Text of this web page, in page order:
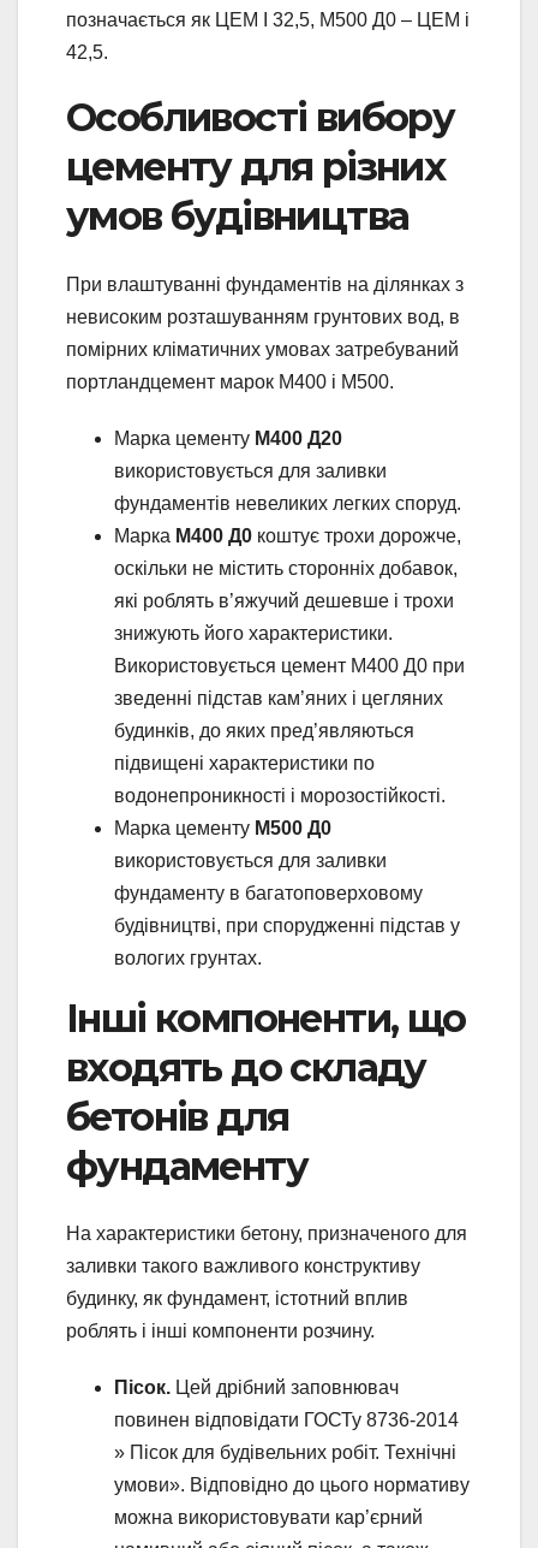
позначається як ЦЕМ I 32,5, М500 Д0 – ЦЕМ i
42,5.
Особливості вибору
цементу для різних
умов будівництва
При влаштуванні фундаментів на ділянках з
невисоким розташуванням грунтових вод, в
помірних кліматичних умовах затребуваний
портландцемент марок М400 і М500.
Марка цементу М400 Д20
використовується для заливки
фундаментів невеликих легких споруд.
Марка М400 Д0 коштує трохи дорожче,
оскільки не містить сторонніх добавок,
які роблять в’яжучий дешевше і трохи
знижують його характеристики.
Використовується цемент М400 Д0 при
зведенні підстав кам’яних і цегляних
будинків, до яких пред’являються
підвищені характеристики по
водонепроникності і морозостійкості.
Марка цементу М500 Д0
використовується для заливки
фундаменту в багатоповерховому
будівництві, при спорудженні підстав у
вологих грунтах.
Інші компоненти, що
входять до складу
бетонів для
фундаменту
На характеристики бетону, призначеного для
заливки такого важливого конструктиву
будинку, як фундамент, істотний вплив
роблять і інші компоненти розчину.
Пісок. Цей дрібний заповнювач
повинен відповідати ГОСТу 8736-2014
» Пісок для будівельних робіт. Технічні
умови». Відповідно до цього нормативу
можна використовувати кар’єрний